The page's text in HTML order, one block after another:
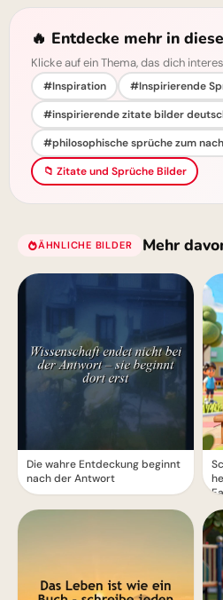
🔥 Entdecke mehr in
Klicke auf ein Thema, das dich
#Inspiration
#Inspirierende
#inspirierende zitate bilder
#philosophische sprüche zum
📁 Zitate und Sprüche Bilder
ÄHNLICHE BILDER Mehr
Die wahre Entdeckung beginnt
nach der Antwort